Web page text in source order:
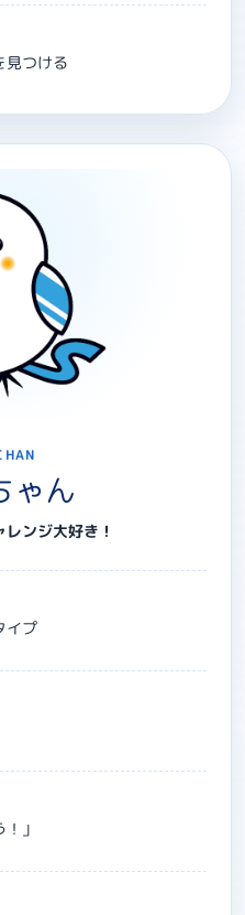
見つける
ゃん
ンジ大好き！
イプ
」